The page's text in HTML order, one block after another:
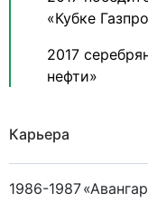
«Кубке
2017
нефти»
Карьера
1986-1987